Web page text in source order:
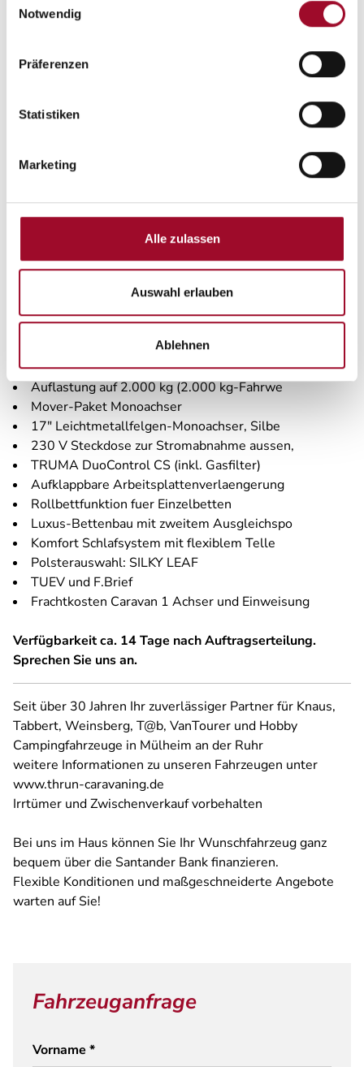
Notwendig
Präferenzen
Statistiken
Marketing
Alle zulassen
Auswahl erlauben
Ablehnen
Beschreibung
Dachhaube (He-Ki) 70x50cm, (Bug)
Premium Exterieur-Paket - Monoachser
Auflastung auf 2.000 kg (2.000 kg-Fahrwe
Mover-Paket Monoachser
17" Leichtmetallfelgen-Monoachser, Silbe
230 V Steckdose zur Stromabnahme aussen,
TRUMA DuoControl CS (inkl. Gasfilter)
Aufklappbare Arbeitsplattenverlaengerung
Rollbettfunktion fuer Einzelbetten
Luxus-Bettenbau mit zweitem Ausgleichspo
Komfort Schlafsystem mit flexiblem Telle
Polsterauswahl: SILKY LEAF
TUEV und F.Brief
Frachtkosten Caravan 1 Achser und Einweisung
Verfügbarkeit ca. 14 Tage nach Auftragserteilung.
Sprechen Sie uns an.
Seit über 30 Jahren Ihr zuverlässiger Partner für Knaus,
Tabbert, Weinsberg, T@b, VanTourer und Hobby
Campingfahrzeuge in Mülheim an der Ruhr
weitere Informationen zu unseren Fahrzeugen unter
www.thrun-caravaning.de
Irrtümer und Zwischenverkauf vorbehalten
Bei uns im Haus können Sie Ihr Wunschfahrzeug ganz
bequem über die Santander Bank finanzieren.
Flexible Konditionen und maßgeschneiderte Angebote
warten auf Sie!
Fahrzeuganfrage
Vorname *